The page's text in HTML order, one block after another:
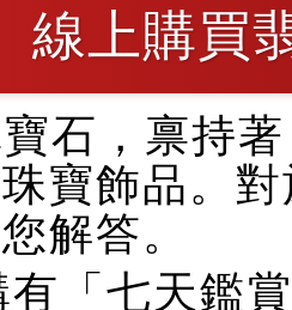
線上購買
石，禀持
寶飾品。
解答。
「七天鑑